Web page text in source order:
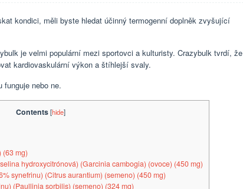
kondici, měli byste hledat účinný termogenní doplněk zvyšující
je velmi populární mezi sportovci a kulturisty. Crazybulk tvrdí, že
kardiovaskulární výkon a štíhlejší svaly.
funguje nebo ne.
Contents[hide]
(63 mg)
hydroxycitrónová) (Garcinia cambogia) (ovoce) (450 mg)
synefrinu) (Citrus aurantium) (semeno) (450 mg)
(Paullinia sorbilis) (semeno) (324 mg)